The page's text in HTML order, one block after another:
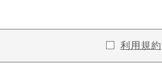
利用規約